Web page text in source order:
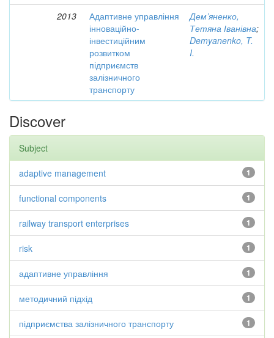
2013
Адаптивне управління
інноваційно-
інвестиційним
розвитком
підприємств
залізничного
транспорту
Дем’яненко,
Тетяна Іванівна;
Demyanenko, T.
I.
Discover
Subject
1
adaptive management
1
functional components
1
railway transport enterprises
1
risk
1
адаптивне управління
1
методичний підхід
1
підприємства залізничного транспорту